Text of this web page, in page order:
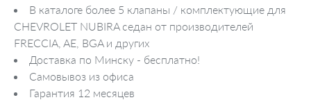
В каталоге более 5 клапаны / комплектующие для
CHEVROLET NUBIRA седан от производителей
FRECCIA, AE, BGA и других
Доставка по Минску - бесплатно!
Самовывоз из офиса
Гарантия 12 месяцев